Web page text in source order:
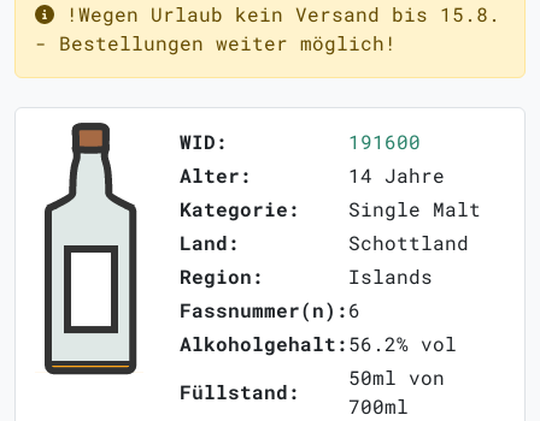
!Wegen Urlaub kein Versand bis 15.8.
- Bestellungen weiter möglich!
WID:
191600
Alter:
14 Jahre
Kategorie:
Single Malt
Land:
Schottland
Region:
Islands
Fassnummer(n):6
Alkoholgehalt:56.2% vol
Füllstand:
50ml von
700ml